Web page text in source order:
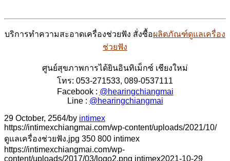
บริการทำความสะอาดเครื่องช่วยฟัง สั่งซื้อผลิตภัณฑ์ดูแลเครื่อง
ช่วยฟัง
ศูนย์สุขภาพการได้ยินอินทิเม็กซ์ เชียงใหม่
โทร: 053-271533, 089-0537111
Facebook : @hearingchiangmai
Line : @hearingchiangmai
29 October, 2564/by intimex
https://intimexchiangmai.com/wp-content/uploads/2021/10/
ดูแลเครื่องช่วยฟัง.jpg 350 800 intimex
https://intimexchiangmai.com/wp-
content/uploads/2017/03/logo2.png intimex2021-10-29